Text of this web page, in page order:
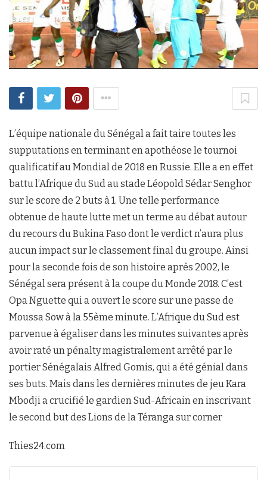
L’équipe nationale du Sénégal a fait taire toutes les
supputations en terminant en apothéose le tournoi
qualificatif au Mondial de 2018 en Russie. Elle a en effet
battu l’Afrique du Sud au stade Léopold Sédar Senghor
sur le score de 2 buts à 1. Une telle performance
obtenue de haute lutte met un terme au débat autour
du recours du Bukina Faso dont le verdict n’aura plus
aucun impact sur le classement final du groupe. Ainsi
pour la seconde fois de son histoire après 2002, le
Sénégal sera présent à la coupe du Monde 2018. C’est
Opa Nguette qui a ouvert le score sur une passe de
Moussa Sow à la 55ème minute. L’Afrique du Sud est
parvenue à égaliser dans les minutes suivantes après
avoir raté un pénalty magistralement arrêté par le
portier Sénégalais Alfred Gomis, qui a été génial dans
ses buts. Mais dans les dernières minutes de jeu Kara
Mbodji a crucifié le gardien Sud-Africain en inscrivant
le second but des Lions de la Téranga sur corner
Thies24.com